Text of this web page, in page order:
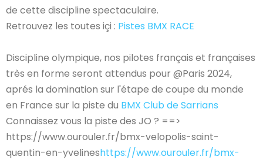
CONNECTEZ-VOUS
de cette discipline spectaculaire.
Retrouvez les toutes içi : Pistes BMX RACE
Discipline olympique, nos pilotes français et françaises
très en forme seront attendus pour @Paris 2024,
aprés la domination sur l'étape de coupe du monde
en France sur la piste du BMX Club de Sarrians
Connaissez vous la piste des JO ? ==>
https://www.ourouler.fr/bmx-velopolis-saint-
quentin-en-yvelineshttps://www.ourouler.fr/bmx-